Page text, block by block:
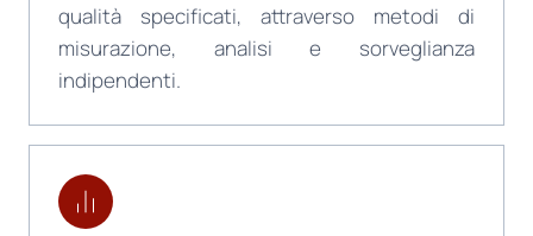
qualità specificati, attraverso metodi di
misurazione, analisi e sorveglianza
indipendenti.